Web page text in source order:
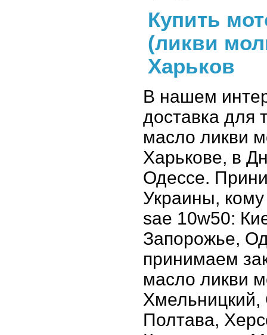
Купить
(ликви
Харьков
В нашем
доставка для
масло ликви
Харькове, в
Одессе.
Украины,
sae 10w50:
Запорожье,
принимаем
масло ликви
Хмельницкий,
Полтава,